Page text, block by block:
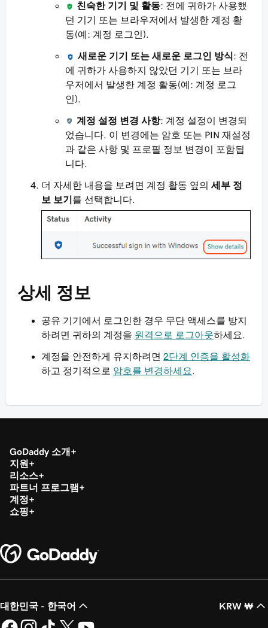
친숙한 기기 및 활동: 전에 귀하가 사용했
던 기기 또는 브라우저에서 발생한 계정 활
동(예: 계정 로그인).
새로운 기기 또는 새로운 로그인 방식: 전
에 귀하가 사용하지 않았던 기기 또는 브라
우저에서 발생한 계정 활동(예: 계정 로그
인).
계정 설정 변경 사항: 계정 설정이 변경되
었습니다. 이 변경에는 암호 또는 PIN 재설정
과 같은 사항 및 프로필 정보 변경이 포함됩
니다.
더 자세한 내용을 보려면 계정 활동 옆의 세부 정
보 보기 를 선택합니다.
상세 정보
공유 기기에서 로그인한 경우 무단 액세스를 방지
하려면 귀하의 계정을 원격으로 로그아웃하세요.
계정을 안전하게 유지하려면 2단계 인증을 활성화
하고 정기적으로 암호를 변경하세요
GoDaddy 소개
지원
리소스
파트너 프로그램
계정
쇼핑
대한민국 - 한국어 KRW ₩